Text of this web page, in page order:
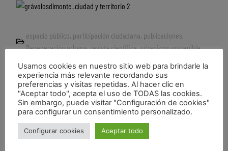
espacio público, participación ciudadana, publicaciones,
Regeneración urbana,revista cientifica,urbanismo sostenible
rehabilitación urbana,reprogramación urbana,revista científica
temporalidad ,temporary city
Usamos cookies en nuestro sitio web para brindarle la
experiencia más relevante recordando sus
preferencias y visitas repetidas. Al hacer clic en
"Aceptar todo", acepta el uso de TODAS las cookies.
Sin embargo, puede visitar "Configuración de cookies"
para configurar un consentimiento personalizado.
Configurar cookies Aceptar todo